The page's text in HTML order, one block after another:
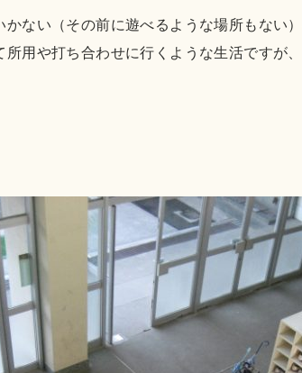
ない（その前に遊べるような場所もない
用や打ち合わせに行くような生活ですが